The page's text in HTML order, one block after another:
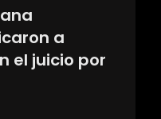
a
el juicio por